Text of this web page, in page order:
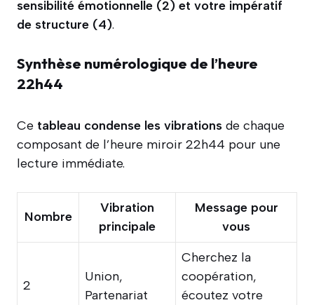
sensibilité émotionnelle (2) et votre impératif
de structure (4).
Synthèse numérologique de l’heure
22h44
Ce tableau condense les vibrations de chaque
composant de l’heure miroir 22h44 pour une
lecture immédiate.
Nombre
Vibration
principale
Message pour
vous
2
Union,
Partenariat
Cherchez la
coopération,
écoutez votre